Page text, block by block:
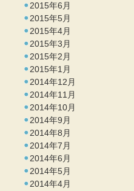
2015年6月
2015年5月
2015年4月
2015年3月
2015年2月
2015年1月
2014年12月
2014年11月
2014年10月
2014年9月
2014年8月
2014年7月
2014年6月
2014年5月
2014年4月